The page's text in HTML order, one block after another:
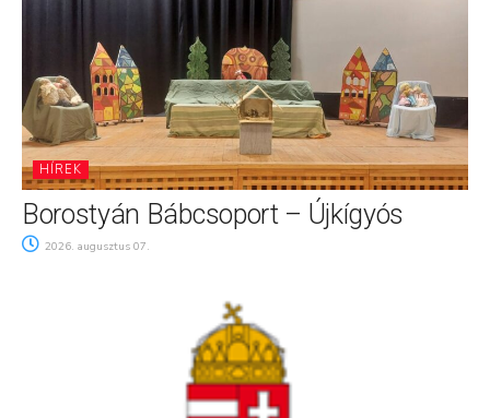
HÍREK
Borostyán Bábcsoport – Újkígyós
2026. augusztus 07.